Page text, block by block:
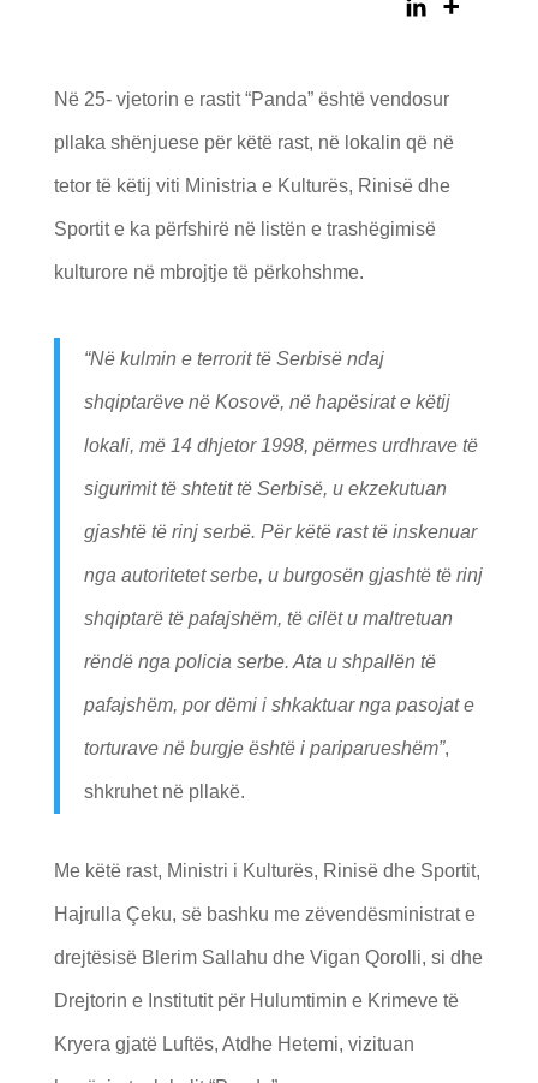
Në 25- vjetorin e rastit “Panda” është vendosur
pllaka shënjuese për këtë rast, në lokalin që në
tetor të këtij viti Ministria e Kulturës, Rinisë dhe
Sportit e ka përfshirë në listën e trashëgimisë
kulturore në mbrojtje të përkohshme.
“Në kulmin e terrorit të Serbisë ndaj
shqiptarëve në Kosovë, në hapësirat e këtij
lokali, më 14 dhjetor 1998, përmes urdhrave të
sigurimit të shtetit të Serbisë, u ekzekutuan
gjashtë të rinj serbë. Për këtë rast të inskenuar
nga autoritetet serbe, u burgosën gjashtë të rinj
shqiptarë të pafajshëm, të cilët u maltretuan
rëndë nga policia serbe. Ata u shpallën të
pafajshëm, por dëmi i shkaktuar nga pasojat e
torturave në burgje është i pariparueshëm”,
shkruhet në pllakë.
Me këtë rast, Ministri i Kulturës, Rinisë dhe Sportit,
Hajrulla Çeku, së bashku me zëvendësministrat e
drejtësisë Blerim Sallahu dhe Vigan Qorolli, si dhe
Drejtorin e Institutit për Hulumtimin e Krimeve të
Kryera gjatë Luftës, Atdhe Hetemi, vizituan